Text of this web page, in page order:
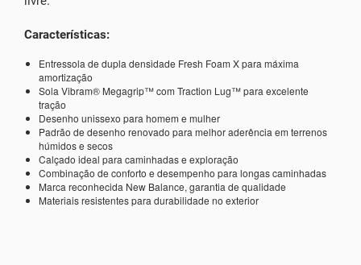
Características:
Entressola de dupla densidade Fresh Foam X para máxima
amortização
Sola Vibram® Megagrip™ com Traction Lug™ para excelente
tração
Desenho unissexo para homem e mulher
Padrão de desenho renovado para melhor aderência em terrenos
húmidos e secos
Calçado ideal para caminhadas e exploração
Combinação de conforto e desempenho para longas caminhadas
Marca reconhecida New Balance, garantia de qualidade
Materiais resistentes para durabilidade no exterior